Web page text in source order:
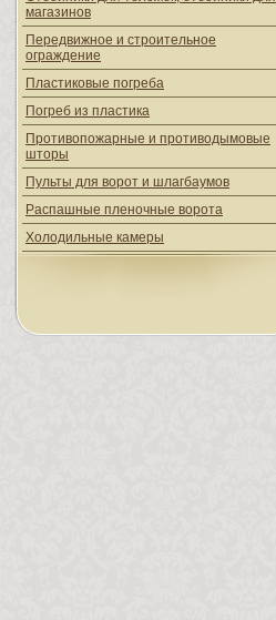
магазинов
Передвижное и строительное
ограждение
Пластиковые погреба
Погреб из пластика
Противопожарные и противодымовые
шторы
Пульты для ворот и шлагбаумов
Распашные пленочные ворота
Холодильные камеры